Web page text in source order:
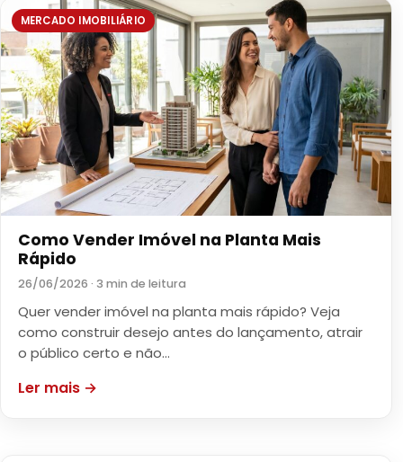
MERCADO IMOBILIÁRIO
Como Vender Imóvel na Planta Mais
Rápido
26/06/2026 · 3 min de leitura
Quer vender imóvel na planta mais rápido? Veja
como construir desejo antes do lançamento, atrair
o público certo e não…
Ler mais →